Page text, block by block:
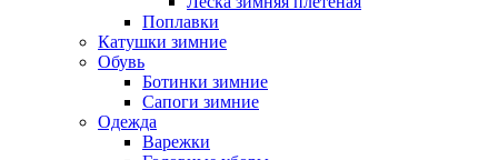
Поплавки
Катушки зимние
Обувь
Ботинки зимние
Сапоги зимние
Одежда
Варежки